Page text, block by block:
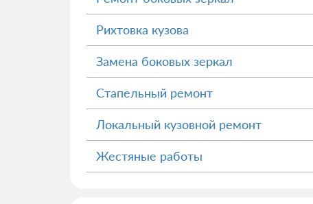
Рихтовка кузова
Замена боковых зеркал
Стапельный ремонт
Локальный кузовной ремонт
Жестяные работы